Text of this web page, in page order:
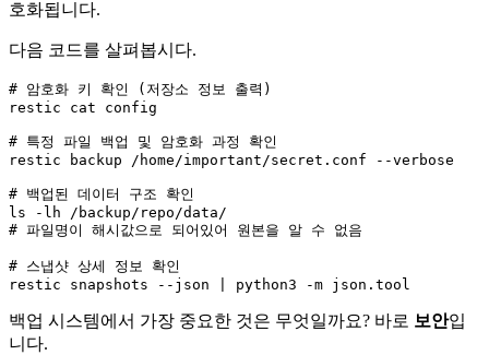
호화됩니다.
다음 코드를 살펴봅시다.
# 암호화 키 확인 (저장소 정보 출력)
restic cat config
# 특정 파일 백업 및 암호화 과정 확인
restic backup /home/important/secret.conf --verbose
# 백업된 데이터 구조 확인
# 파일명이 해시값으로 되어있어 원본을 알 수 없음
# 스냅샷 상세 정보 확인
백업 시스템에서 가장 중요한 것은 무엇일까요? 바로 보안입
니다.